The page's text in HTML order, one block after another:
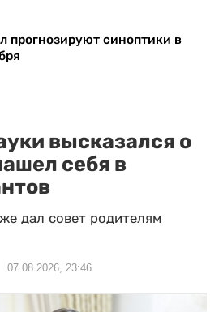
прогнозируют синоптики в
высказался о
себя в
дал совет родителям
07.08.2026, 23:46